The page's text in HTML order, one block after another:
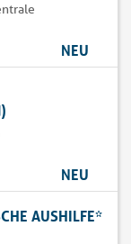
NEU
NEU
AUSHILFE*